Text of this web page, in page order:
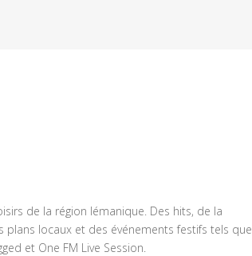
de la région lémanique. Des hits, de la
plans locaux et des événements festifs tels que
et One FM Live Session.